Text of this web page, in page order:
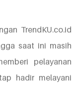
TrendKU.co.id
saat ini masih
pelayanan
hadir melayani